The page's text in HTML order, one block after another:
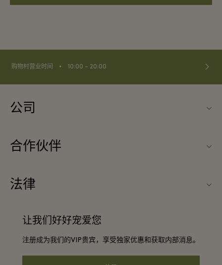
购物村营业时间 ⬩ 10:00 – 20:00
公司
常见问题
联系我们
工作机会
合作伙伴
成为合作伙伴
酒店及景点合作伙伴
法律
会员条款与条件
让我们好好宠爱您
注册成为我们的VIP贵宾，享受独家优惠和获取内部消息。